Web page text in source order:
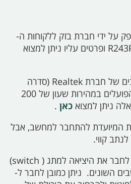
על ידי חברת בזק ללקוחות ה-
ופרטים עליו ניתן למצוא
של חברת Realtek (סדרה
במהירות שעון של 200
ניתן למצוא כאן .
המיועדת להתחבר למחשב, אבל
קווי.
את היציאה למתג ( switch)
השונים. ניתן כמובן לחבר ל-